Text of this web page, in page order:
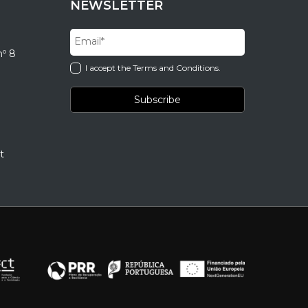
8
NEWSLETTER
I accept the Terms and Conditions.